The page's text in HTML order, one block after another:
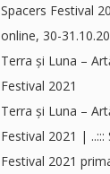
Spacers Festival
online, 30-
Terra și Luna –
Festival 2021
Terra și Luna –
Festival 2021 | ..:::
Festival 2021